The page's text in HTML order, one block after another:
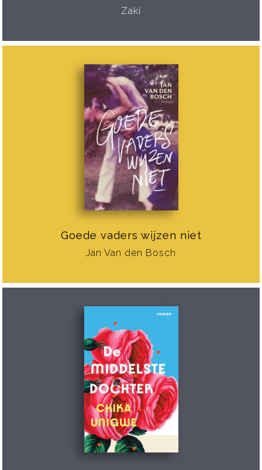
Zaki
Goede vaders wijzen niet
Jan Van den Bosch